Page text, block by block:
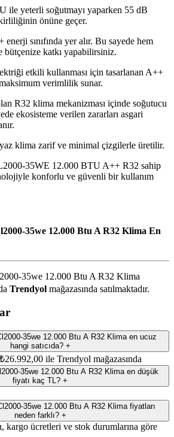
ile yeterli soğutmayı yaparken 55 dB
önüne geçer.
sınıfında yer alır. Bu sayede hem
katkı yapabilirsiniz.
etkili kullanması için tasarlanan A++
verimlilik sunar.
R32 klima mekanizması içinde soğutucu
ekosisteme verilen zararları asgari
klima zarif ve minimal çizgilerle üretilir.
35WE 12.000 BTU A++ R32 sahip
konforlu ve güvenli bir kullanım
35we 12.000 Btu A R32 Klima En
35we 12.000 Btu A R32 Klima
Trendyol mağazasında satılmaktadır.
35we 12.000 Btu A R32 Klima en ucuz
hangi satıcıda? +
ile Trendyol mağazasında
35we 12.000 Btu A R32 Klima en düşük
fiyatı kaç TL? +
35we 12.000 Btu A R32 Klima fiyatları
neden farklı? +
kargo ücretleri ve stok durumlarına göre